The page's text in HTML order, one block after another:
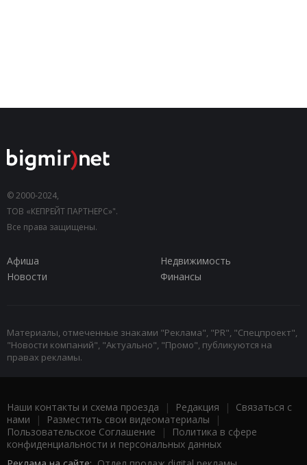
© 2000-2024,
ТОВ «КЕПРЕЙТ ПАРТНЕРС»".
Все права защищены.
Афиша
Недвижимость
Новости
Финансы
Материалы, отмеченные знаками "Реклама", "PR", "Спецпроект",
"Новости компаний", "Актуально", "Промо", публикуются на
правах рекламы.
Наши контакты и схема проезда | Редакция | Связаться с
нами | Разместить свои видеоматериалы |
Пользовательское Соглашение |
Политика в сфере
конфиденциальности и персональных данных